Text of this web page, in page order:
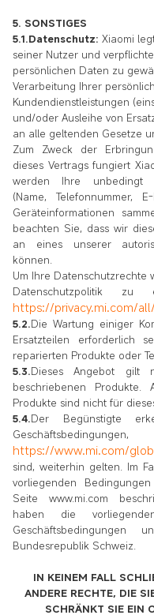
5. SONSTIGES
5.1.Datenschutz: Xiaomi
seiner Nutzer und
persönlichen Daten zu
Verarbeitung Ihrer
Kundendienstleistungen
und/oder Ausleihe von
an alle geltenden Gesetze
Zum Zweck der
dieses Vertrags fungiert
werden Ihre unbedingt
(Name, Telefonnummer,
Geräteinformationen
beachten Sie, dass wir
an eines unserer
können.
Um Ihre
Datenschutzpolitik
https://privacy.mi.com/
5.2.Die Wartung einiger
Ersatzteilen erforderlich
reparierten Produkte oder
5.3.Dieses Angebot
beschriebenen Produkte.
Produkte sind nicht für
5.4.Der Begünstigte
https://www.mi.com/
sind, weiterhin gelten. Im
vorliegenden
Seite www.mi.com
haben die
Bundesrepublik Schweiz.
IN KEINEM FALL
ANDERE RECHTE, DIE
SCHRÄNKT SIE EIN